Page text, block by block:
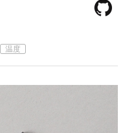
温度